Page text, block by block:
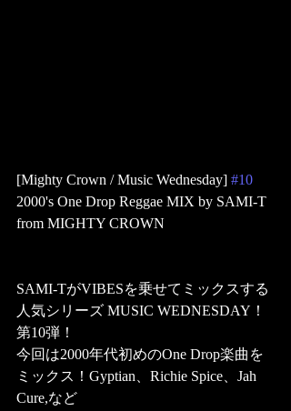
[Mighty Crown / Music Wednesday] #10
2000's One Drop Reggae MIX by SAMI-T
from MIGHTY CROWN
SAMI-TがVIBESを乗せてミックスする
人気シリーズ MUSIC WEDNESDAY！
第10弾！
今回は2000年代初めのOne Drop楽曲を
ミックス！Gyptian、Richie Spice、Jah
Cure,など